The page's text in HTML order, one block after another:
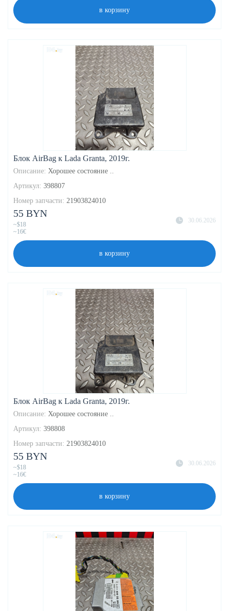
в корзину
Блок AirBag к Lada Granta, 2019г.
Описание: Хорошее состояние ..
Артикул: 398807
Номер запчасти: 21903824010
30.06.2026
55 BYN
~$18
~16€
в корзину
Блок AirBag к Lada Granta, 2019г.
Описание: Хорошее состояние ..
Артикул: 398808
Номер запчасти: 21903824010
30.06.2026
55 BYN
~$18
~16€
в корзину